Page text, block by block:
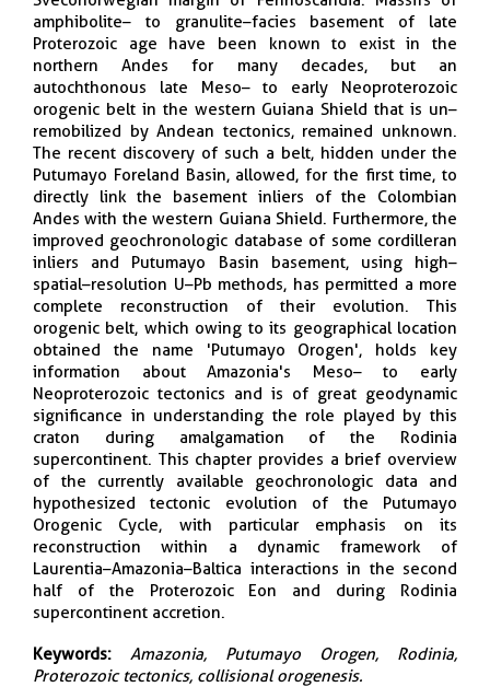
amphibolite– to granulite–facies basement of late
Proterozoic age have been known to exist in the
northern Andes for many decades, but an
autochthonous late Meso– to early Neoproterozoic
orogenic belt in the western Guiana Shield that is un–
remobilized by Andean tectonics, remained unknown.
The recent discovery of such a belt, hidden under the
Putumayo Foreland Basin, allowed, for the first time, to
directly link the basement inliers of the Colombian
Andes with the western Guiana Shield. Furthermore, the
improved geochronologic database of some cordilleran
inliers and Putumayo Basin basement, using high–
spatial–resolution U–Pb methods, has permitted a more
complete reconstruction of their evolution. This
orogenic belt, which owing to its geographical location
obtained the name 'Putumayo Orogen', holds key
information about Amazonia's Meso– to early
Neoproterozoic tectonics and is of great geodynamic
significance in understanding the role played by this
craton during amalgamation of the Rodinia
supercontinent. This chapter provides a brief overview
of the currently available geochronologic data and
hypothesized tectonic evolution of the Putumayo
Orogenic Cycle, with particular emphasis on its
reconstruction within a dynamic framework of
Laurentia–Amazonia–Baltica interactions in the second
half of the Proterozoic Eon and during Rodinia
supercontinent accretion.
Keywords: Amazonia, Putumayo Orogen, Rodinia,
Proterozoic tectonics, collisional orogenesis.